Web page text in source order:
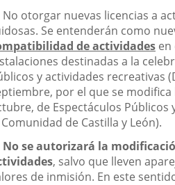
No otorgar nuevas licencias a
Se entenderán como
de actividades en
destinadas a la
y actividades recreativas
por el que se modifica
de Espectáculos Públicos
de Castilla y León).
No se autorizará la
, salvo que lleven
de inmisión. En este